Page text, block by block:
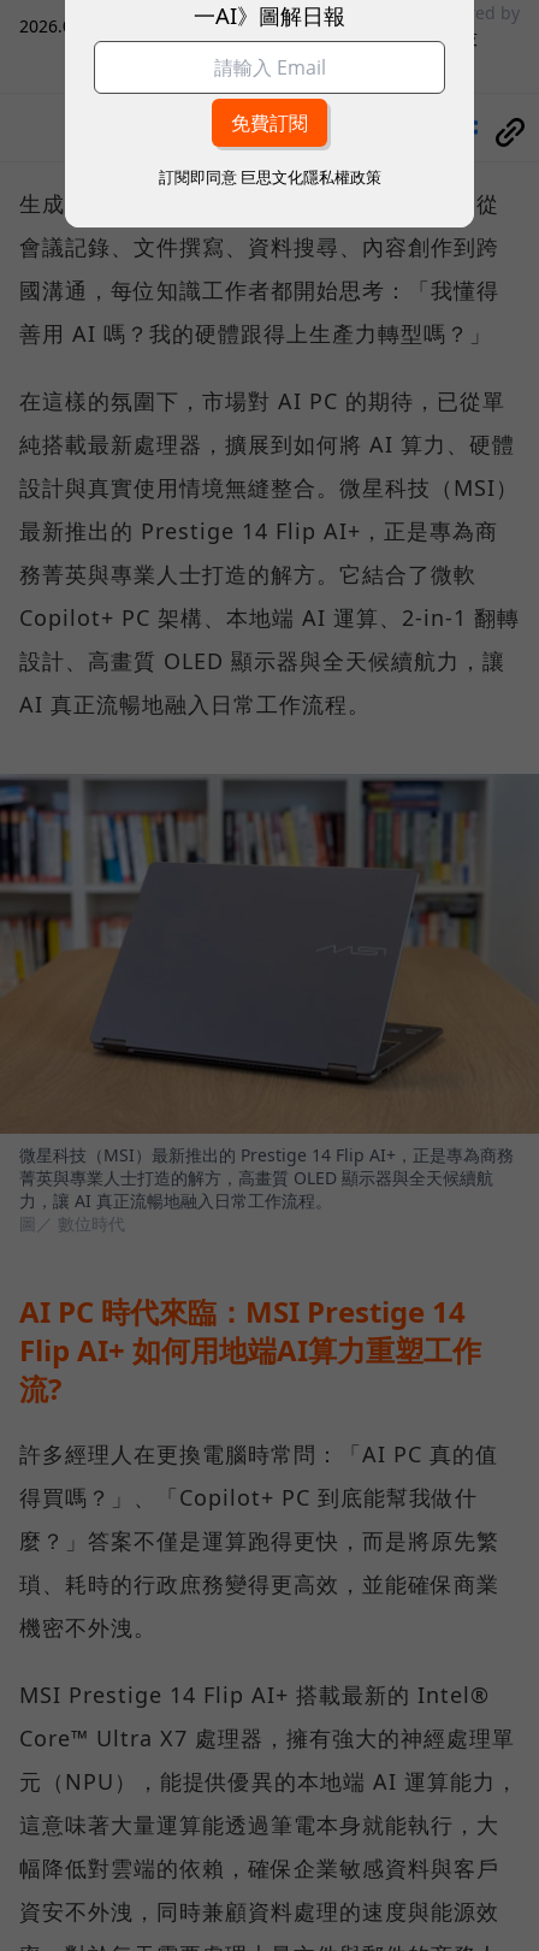
2026.07.31
sponsored by
微星科技
生成式人工智慧技術正以驚人速度滲透職場，從
會議記錄、文件撰寫、資料搜尋、內容創作到跨
國溝通，每位知識工作者都開始思考：「我懂得
善用 AI 嗎？我的硬體跟得上生產力轉型嗎？」
在這樣的氛圍下，市場對 AI PC 的期待，已從單
純搭載最新處理器，擴展到如何將 AI 算力、硬體
設計與真實使用情境無縫整合。微星科技（MSI）
最新推出的 Prestige 14 Flip AI+，正是專為商
務菁英與專業人士打造的解方。它結合了微軟
Copilot+ PC 架構、本地端 AI 運算、2-in-1 翻轉
設計、高畫質 OLED 顯示器與全天候續航力，讓
AI 真正流暢地融入日常工作流程。
微星科技（MSI）最新推出的 Prestige 14 Flip AI+，正是專為商務
菁英與專業人士打造的解方，高畫質 OLED 顯示器與全天候續航
力，讓 AI 真正流暢地融入日常工作流程。
圖／ 數位時代
AI PC 時代來臨：MSI Prestige 14
Flip AI+ 如何用地端AI算力重塑工作
流?
許多經理人在更換電腦時常問：「AI PC 真的值
得買嗎？」、「Copilot+ PC 到底能幫我做什
麼？」答案不僅是運算跑得更快，而是將原先繁
瑣、耗時的行政庶務變得更高效，並能確保商業
機密不外洩。
MSI Prestige 14 Flip AI+ 搭載最新的 Intel®
Core™ Ultra X7 處理器，擁有強大的神經處理單
元（NPU），能提供優異的本地端 AI 運算能力，
這意味著大量運算能透過筆電本身就能執行，大
幅降低對雲端的依賴，確保企業敏感資料與客戶
資安不外洩，同時兼顧資料處理的速度與能源效
一AI》圖解日報
訂閱即同意 巨思文化隱私權政策